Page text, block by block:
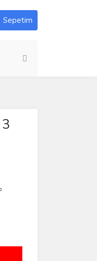
Sepetim